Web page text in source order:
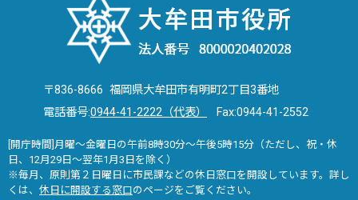
〒836-8666 福岡県大牟田市有明町2丁目3番地
電話番号:0944-41-2222（代表） Fax:0944-41-2552
[開庁時間]月曜～金曜日の午前8時30分～午後5時15分（ただし、祝・休
日、12月29日～翌年1月3日を除く）
※毎月、原則第２日曜日に市民課などの休日窓口を開設しています。詳し
くは、 休日に開設する窓口のページをご覧ください。